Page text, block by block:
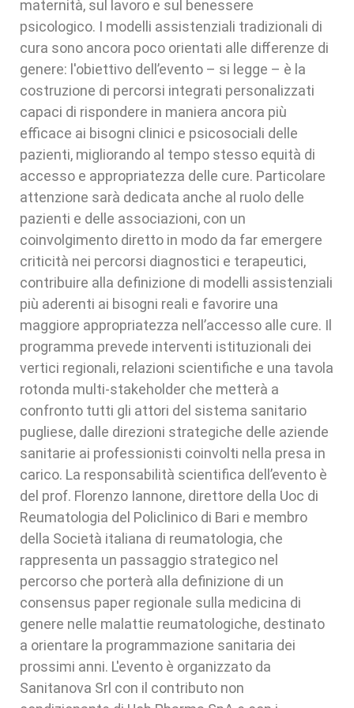
maternità, sul lavoro e sul benessere
psicologico. I modelli assistenziali tradizionali di
cura sono ancora poco orientati alle diﬀerenze di
genere: l'obiettivo dell’evento – si legge – è la
costruzione di percorsi integrati personalizzati
capaci di rispondere in maniera ancora più
eﬃcace ai bisogni clinici e psicosociali delle
pazienti, migliorando al tempo stesso equità di
accesso e appropriatezza delle cure. Particolare
attenzione sarà dedicata anche al ruolo delle
pazienti e delle associazioni, con un
coinvolgimento diretto in modo da far emergere
criticità nei percorsi diagnostici e terapeutici,
contribuire alla deﬁnizione di modelli assistenziali
più aderenti ai bisogni reali e favorire una
maggiore appropriatezza nell’accesso alle cure. Il
programma prevede interventi istituzionali dei
vertici regionali, relazioni scientiﬁche e una tavola
rotonda multi-stakeholder che metterà a
confronto tutti gli attori del sistema sanitario
pugliese, dalle direzioni strategiche delle aziende
sanitarie ai professionisti coinvolti nella presa in
carico. La responsabilità scientiﬁca dell’evento è
del prof. Florenzo Iannone, direttore della Uoc di
Reumatologia del Policlinico di Bari e membro
della Società italiana di reumatologia, che
rappresenta un passaggio strategico nel
percorso che porterà alla deﬁnizione di un
consensus paper regionale sulla medicina di
genere nelle malattie reumatologiche, destinato
a orientare la programmazione sanitaria dei
prossimi anni. L'evento è organizzato da
Sanitanova Srl con il contributo non